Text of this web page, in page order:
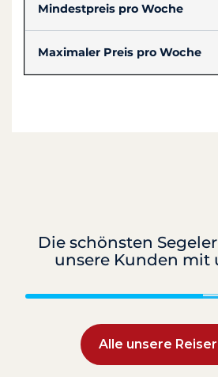
Mindestpreis pro Woche
Maximaler Preis pro Woche
Die schönsten
unsere Kunden mit
Alle unsere